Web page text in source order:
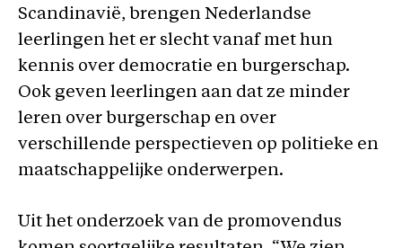
Scandinavië, brengen Nederlandse
leerlingen het er slecht vanaf met hun
kennis over democratie en burgerschap.
Ook geven leerlingen aan dat ze minder
leren over burgerschap en over
verschillende perspectieven op politieke en
maatschappelijke onderwerpen.
Uit het onderzoek van de promovendus